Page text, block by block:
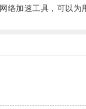
加速工具，可以为